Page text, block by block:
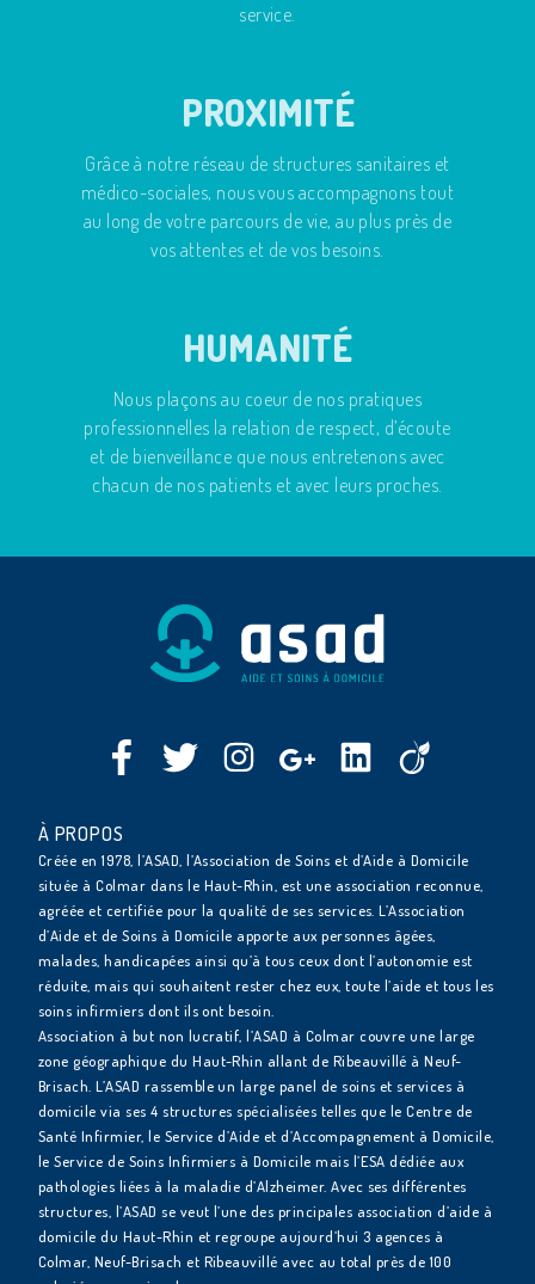
service.
PROXIMITÉ
Grâce à notre réseau de structures sanitaires et
médico-sociales, nous vous accompagnons tout
au long de votre parcours de vie, au plus près de
vos attentes et de vos besoins.
HUMANITÉ
Nous plaçons au coeur de nos pratiques
professionnelles la relation de respect, d’écoute
et de bienveillance que nous entretenons avec
chacun de nos patients et avec leurs proches.
À PROPOS
Créée en 1978, l’ASAD, l’Association de Soins et d’Aide à Domicile
située à Colmar dans le Haut-Rhin, est une association reconnue,
agréée et certifiée pour la qualité de ses services. L’Association
d’Aide et de Soins à Domicile apporte aux personnes âgées,
malades, handicapées ainsi qu’à tous ceux dont l’autonomie est
réduite, mais qui souhaitent rester chez eux, toute l’aide et tous les
soins infirmiers dont ils ont besoin.
Association à but non lucratif, l’ASAD à Colmar couvre une large
zone géographique du Haut-Rhin allant de Ribeauvillé à Neuf-
Brisach. L’ASAD rassemble un large panel de soins et services à
domicile via ses 4 structures spécialisées telles que le Centre de
Santé Infirmier, le Service d’Aide et d’Accompagnement à Domicile,
le Service de Soins Infirmiers à Domicile mais l’ESA dédiée aux
pathologies liées à la maladie d’Alzheimer. Avec ses différentes
structures, l’ASAD se veut l’une des principales association d’aide à
domicile du Haut-Rhin et regroupe aujourd’hui 3 agences à
Colmar, Neuf-Brisach et Ribeauvillé avec au total près de 100